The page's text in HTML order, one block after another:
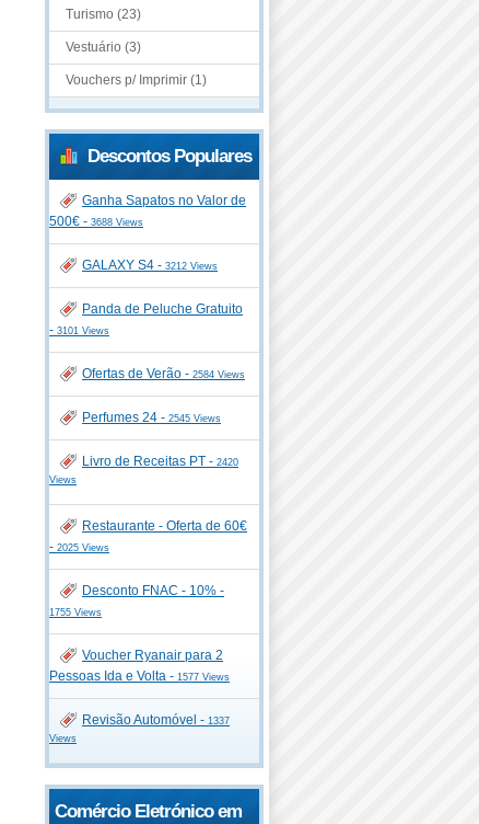
Turismo (23)
Vestuário (3)
Vouchers p/ Imprimir (1)
Descontos Populares
Ganha Sapatos no Valor de
500€ - 3688 Views
GALAXY S4 - 3212 Views
Panda de Peluche Gratuito
- 3101 Views
Ofertas de Verão - 2584 Views
Perfumes 24 - 2545 Views
Livro de Receitas PT - 2420
Views
Restaurante - Oferta de 60€
- 2025 Views
Desconto FNAC - 10% -
1755 Views
Voucher Ryanair para 2
Pessoas Ida e Volta - 1577 Views
Revisão Automóvel - 1337
Views
Comércio Eletrónico em